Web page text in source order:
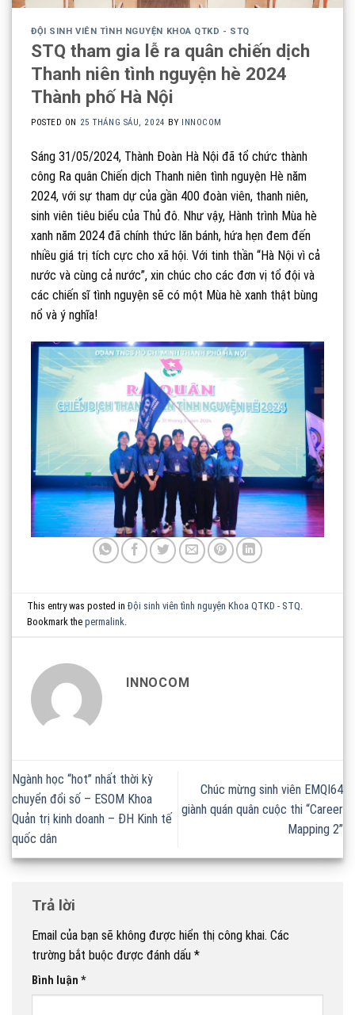
ĐỘI SINH VIÊN TÌNH NGUYỆN KHOA QTKD - STQ
STQ tham gia lễ ra quân chiến dịch
Thanh niên tình nguyện hè 2024
Thành phố Hà Nội
POSTED ON 25 THÁNG SÁU, 2024 BY INNOCOM
Sáng 31/05/2024, Thành Đoàn Hà Nội đã tổ chức thành
công Ra quân Chiến dịch Thanh niên tình nguyện Hè năm
2024, với sự tham dự của gần 400 đoàn viên, thanh niên,
sinh viên tiêu biểu của Thủ đô. Như vậy, Hành trình Mùa hè
xanh năm 2024 đã chính thức lăn bánh, hứa hẹn đem đến
nhiều giá trị tích cực cho xã hội. Với tinh thần “Hà Nội vì cả
nước và cùng cả nước”, xin chúc cho các đơn vị tổ đội và
các chiến sĩ tình nguyện sẽ có một Mùa hè xanh thật bùng
nổ và ý nghĩa!
This entry was posted inĐội sinh viên tình nguyện Khoa QTKD - STQ.
Bookmark thepermalink.
INNOCOM
Ngành học “hot” nhất thời kỳ
chuyển đổi số – ESOM Khoa
Quản trị kinh doanh – ĐH Kinh tế
quốc dân
Chúc mừng sinh viên EMQI64
giành quán quân cuộc thi “Career
Mapping 2”
Trả lời
Email của bạn sẽ không được hiển thị công khai. Các
trường bắt buộc được đánh dấu *
Bình luận *